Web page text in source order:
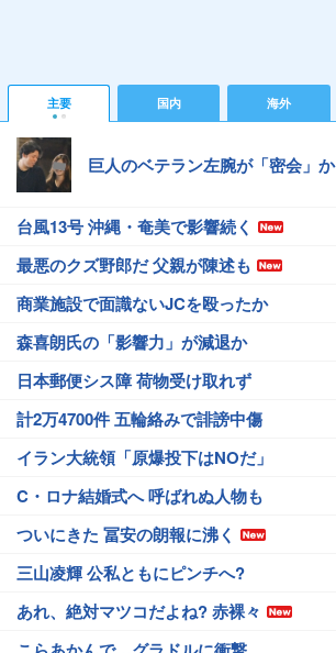
主要 国内 海外
巨人のベテラン左腕が「密会」か
台風13号 沖縄・奄美で影響続く
最悪のクズ野郎だ 父親が陳述も
商業施設で面識ないJCを殴ったか
森喜朗氏の「影響力」が減退か
日本郵便シス障 荷物受け取れず
計2万4700件 五輪絡みで誹謗中傷
イラン大統領「原爆投下はNOだ」
C・ロナ結婚式へ 呼ばれぬ人物も
ついにきた 冨安の朗報に沸く
三山凌輝 公私ともにピンチへ?
あれ、絶対マツコだよね? 赤裸々